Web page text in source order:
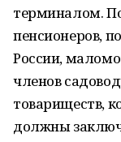
терминалом.
пенсионеров,
России,
членов
товариществ,
должны